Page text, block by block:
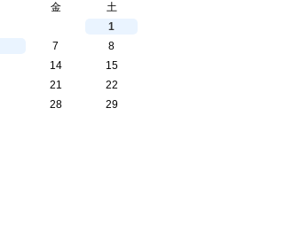
金
土
1
7
8
14
15
21
22
28
29